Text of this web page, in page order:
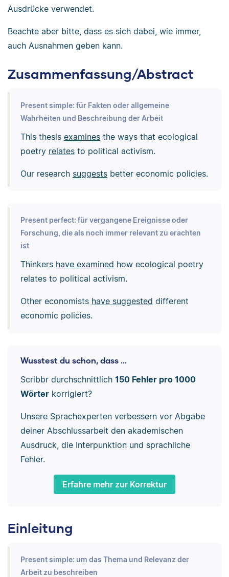
Ausdrücke verwendet.
Beachte aber bitte, dass es sich dabei, wie immer,
auch Ausnahmen geben kann.
Zusammenfassung/Abstract
Present simple: für Fakten oder allgemeine
Wahrheiten und Beschreibung der Arbeit
This thesis examinesthe ways that ecological
poetry relatesto political activism.
Our research suggestsbetter economic policies.
Present perfect: für vergangene Ereignisse oder
Forschung, die als noch immer relevant zu erachten
ist
Thinkers have examined how ecological poetry
relates to political activism.
Other economists have suggested different
economic policies.
Wusstest du schon, dass ...
Scribbr durchschnittlich 150 Fehler pro 1000
Wörterkorrigiert?
Unsere Sprachexperten verbessern vor Abgabe
deiner Abschlussarbeit den akademischen
Ausdruck, die Interpunktion und sprachliche
Fehler.
Erfahre mehr zur Korrektur
Einleitung
Present simple: um das Thema und Relevanz der
Arbeit zu beschreiben